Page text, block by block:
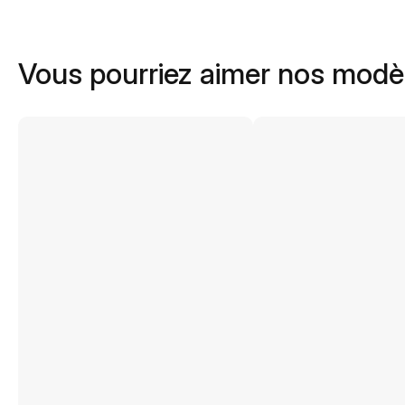
Vous pourriez aimer nos